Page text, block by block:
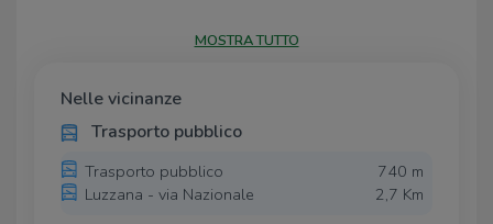
Un'opportunità unica per chi cerca un rifugio lontano dal
MOSTRA TUTTO
Nelle vicinanze
Trasporto pubblico
Trasporto pubblico
740 m
Luzzana - via Nazionale
2,7 Km